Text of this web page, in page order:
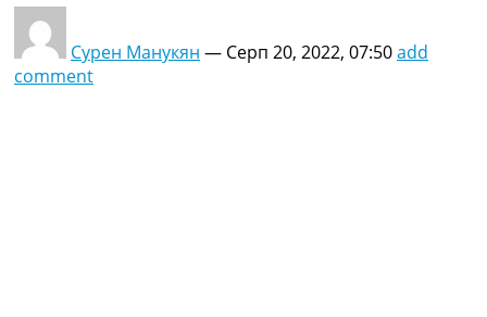
Сурен Манукян — Серп 20, 2022, 07:50add
comment